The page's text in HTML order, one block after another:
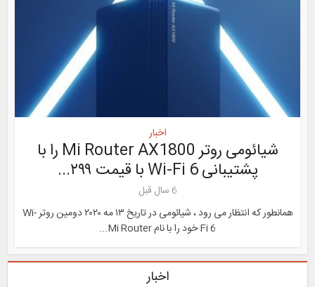
اخبار
شیائومی روتر Mi Router AX1800 را با
پشتیبانی Wi-Fi 6 با قیمت ۲۹۹...
6 سال قبل
همانطور که انتظار می رود ، شیائومی در تاریخ ۱۳ مه ۲۰۲۰ دومین روتر Wi-
Fi 6 خود را با نام Mi Router...
اخبار